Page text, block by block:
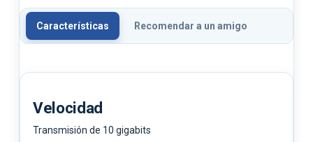
Características Recomendar a un amigo
Velocidad
Transmisión de 10 gigabits